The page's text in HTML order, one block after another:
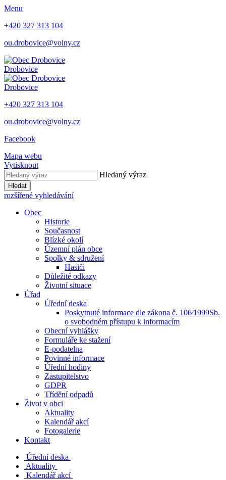
Menu
+420 327 313 104
ou.drobovice@volny.cz
Drobovice
Drobovice
+420 327 313 104
ou.drobovice@volny.cz
Facebook
Mapa webu
Vytisknout
Hledaný výraz
Hledat
rozšířené vyhledávání
Obec
Historie
Současnost
Blízké okolí
Územní plán obce
Spolky & sdružení
Hasiči
Důležité odkazy
Životní situace
Úřad
Úřední deska
Poskytnuté informace dle zákona č. 106⁄1999Sb.
o svobodném přístupu k informacím
Obecní vyhlášky
Formuláře ke stažení
E-podatelna
Povinné informace
Úřední hodiny
Zastupitelstvo
GDPR
Třídění odpadů
Život v obci
Aktuality
Kalendář akcí
Fotogalerie
Kontakt
Úřední deska
Aktuality
Kalendář akcí